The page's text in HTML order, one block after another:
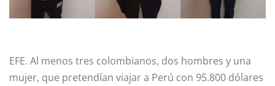
EFE. Al menos tres colombianos, dos hombres y una
mujer, que pretendían viajar a Perú con 95.800 dólares